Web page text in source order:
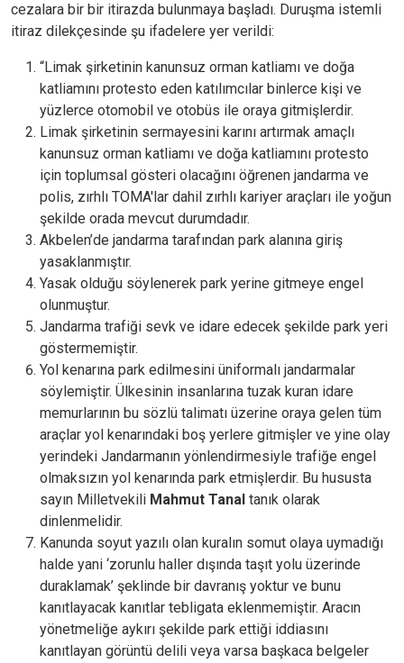
cezalara bir bir itirazda bulunmaya başladı. Duruşma istemli
itiraz dilekçesinde şu ifadelere yer verildi:
“Limak şirketinin kanunsuz orman katliamı ve doğa
katliamını protesto eden katılımcılar binlerce kişi ve
yüzlerce otomobil ve otobüs ile oraya gitmişlerdir.
Limak şirketinin sermayesini karını artırmak amaçlı
kanunsuz orman katliamı ve doğa katliamını protesto
için toplumsal gösteri olacağını öğrenen jandarma ve
polis, zırhlı TOMA'lar dahil zırhlı kariyer araçları ile yoğun
şekilde orada mevcut durumdadır.
Akbelen’de jandarma tarafından park alanına giriş
yasaklanmıştır.
Yasak olduğu söylenerek park yerine gitmeye engel
olunmuştur.
Jandarma trafiği sevk ve idare edecek şekilde park yeri
göstermemiştir.
Yol kenarına park edilmesini üniformalı jandarmalar
söylemiştir. Ülkesinin insanlarına tuzak kuran idare
memurlarının bu sözlü talimatı üzerine oraya gelen tüm
araçlar yol kenarındaki boş yerlere gitmişler ve yine olay
yerindeki Jandarmanın yönlendirmesiyle trafiğe engel
olmaksızın yol kenarında park etmişlerdir. Bu hususta
sayın Milletvekili Mahmut Tanal tanık olarak
dinlenmelidir.
Kanunda soyut yazılı olan kuralın somut olaya uymadığı
halde yani ‘zorunlu haller dışında taşıt yolu üzerinde
duraklamak’ şeklinde bir davranış yoktur ve bunu
kanıtlayacak kanıtlar tebligata eklenmemiştir. Aracın
yönetmeliğe aykırı şekilde park ettiği iddiasını
kanıtlayan görüntü delili veya varsa başkaca belgeler